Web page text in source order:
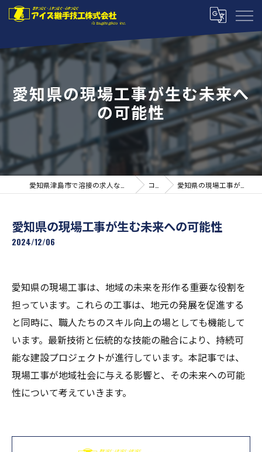
愛知県の現場工事が生む未来へ
の可能性
コラム 愛知県の現場工事が生む未来への可能性
愛知県の現場工事が生む未来への可能性
2024/12/06
愛知県の現場工事は、地域の未来を形作る重要な役割を
担っています。これらの工事は、地元の発展を促進する
と同時に、職人たちのスキル向上の場としても機能して
います。最新技術と伝統的な技能の融合により、持続可
能な建設プロジェクトが進行しています。本記事では、
現場工事が地域社会に与える影響と、その未来への可能
性について考えていきます。